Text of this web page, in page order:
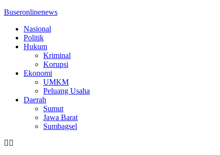
Buseronlinenews
Nasional
Politik
Hukum
Kriminal
Korupsi
Ekonomi
UMKM
Peluang Usaha
Daerah
Sumut
Jawa Barat
Sumbagsel